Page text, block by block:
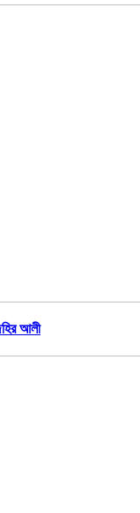
আলী